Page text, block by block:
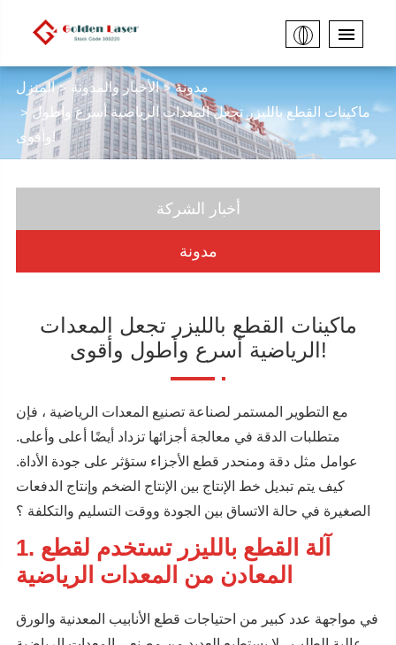
المنزل الأخبار والمدونة
مدونة
ماكينات القطع بالليزر تجعل المعدات الرياضية أسرع وأطول
وأقوى!
أخبار الشركة
مدونة
ماكينات القطع بالليزر تجعل المعدات
الرياضية أسرع وأطول وأقوى!
مع التطوير المستمر لصناعة تصنيع المعدات الرياضية ، فإن
متطلبات الدقة في معالجة أجزائها تزداد أيضًا أعلى وأعلى.
عوامل مثل دقة ومنحدر قطع الأجزاء ستؤثر على جودة الأداة.
كيف يتم تبديل خط الإنتاج بين الإنتاج الضخم وإنتاج الدفعات
الصغيرة في حالة الاتساق بين الجودة ووقت التسليم والتكلفة ؟
1. آلة القطع بالليزر تستخدم لقطع
المعادن من المعدات الرياضية
في مواجهة عدد كبير من احتياجات قطع الأنابيب المعدنية والورق